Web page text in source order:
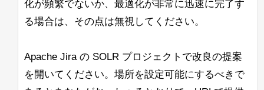
化が頻繁でないか、最適化が非常に迅速に完了す
る場合は、その点は無視してください。
Apache Jira の SOLR プロジェクトで改良の提案
を開いてください。場所を設定可能にするべきで